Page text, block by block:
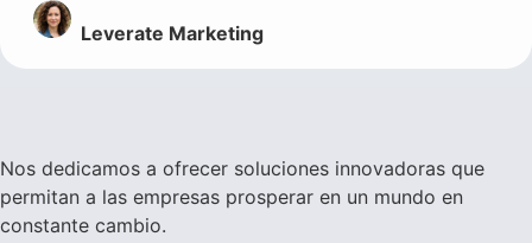
Leverate Marketing
Nos dedicamos a ofrecer soluciones innovadoras que
permitan a las empresas prosperar en un mundo en
constante cambio.